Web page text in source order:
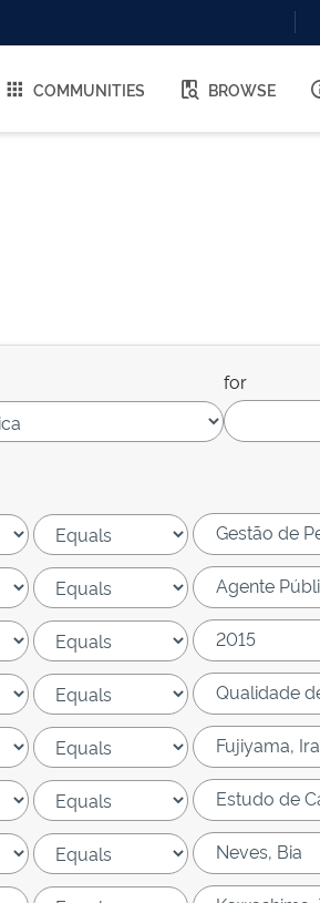
COMMUNITIES BROWSE
for